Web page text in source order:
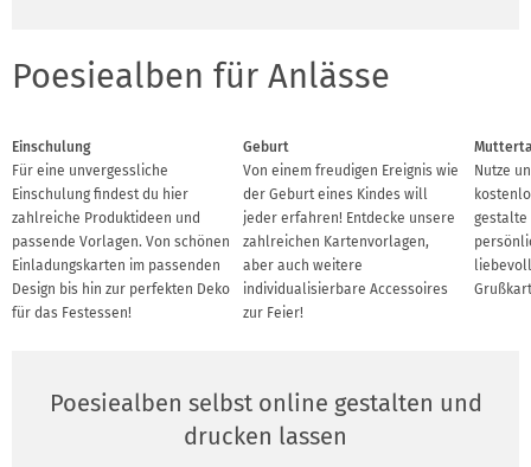
Poesiealben für Anlässe
Einschulung
Für eine unvergessliche
Einschulung findest du hier
zahlreiche Produktideen und
passende Vorlagen. Von schönen
Einladungskarten im passenden
Design bis hin zur perfekten Deko
für das Festessen!
Geburt
Von einem freudigen Ereignis wie
der Geburt eines Kindes will
jeder erfahren! Entdecke unsere
zahlreichen Kartenvorlagen,
aber auch weitere
individualisierbare Accessoires
zur Feier!
Nutze
gestalte
Poesiealben selbst online gestalten und
drucken lassen